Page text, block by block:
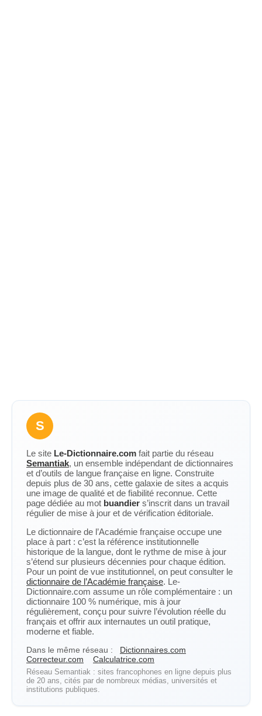
S
Le site Le-Dictionnaire.com fait partie du réseau
Semantiak, un ensemble indépendant de dictionnaires
et d’outils de langue française en ligne. Construite
depuis plus de 30 ans, cette galaxie de sites a acquis
une image de qualité et de fiabilité reconnue. Cette
page dédiée au mot buandier s’inscrit dans un travail
régulier de mise à jour et de vérification éditoriale.
Le dictionnaire de l’Académie française occupe une
place à part : c’est la référence institutionnelle
historique de la langue, dont le rythme de mise à jour
s’étend sur plusieurs décennies pour chaque édition.
Pour un point de vue institutionnel, on peut consulter le
dictionnaire de l’Académie française. Le-
Dictionnaire.com assume un rôle complémentaire : un
dictionnaire 100 % numérique, mis à jour
régulièrement, conçu pour suivre l’évolution réelle du
français et offrir aux internautes un outil pratique,
moderne et fiable.
Dans le même réseau :
Dictionnaires.com
Correcteur.com
Calculatrice.com
Réseau Semantiak : sites francophones en ligne depuis plus
de 20 ans, cités par de nombreux médias, universités et
institutions publiques.